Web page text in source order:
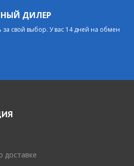
ДИЛЕР
за свой выбор. У вас 14 дней на обмен
доставке